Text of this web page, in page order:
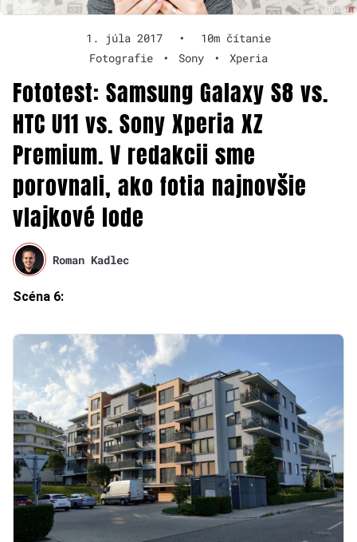
1. júla 2017 •
10m čítanie
Fotografie
• Sony • Xperia
Fototest: Samsung Galaxy S8 vs.
HTC U11 vs. Sony Xperia XZ
Premium. V redakcii sme
porovnali, ako fotia najnovšie
vlajkové lode
Roman Kadlec
Scéna 6: